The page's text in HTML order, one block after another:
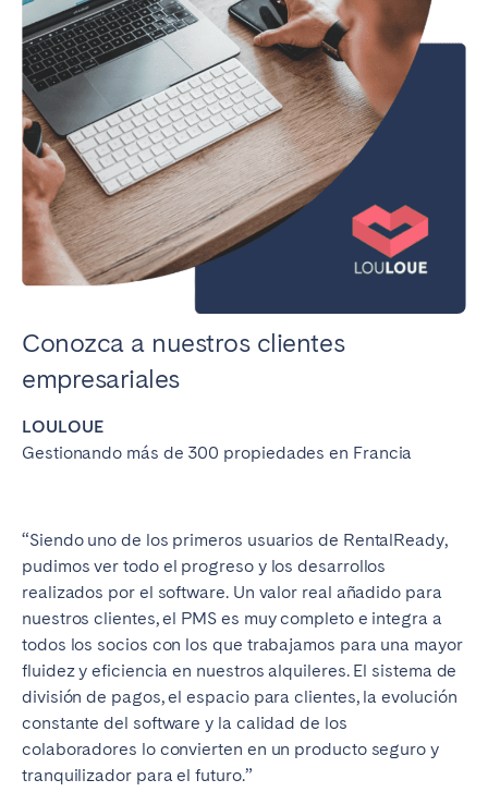
Conozca a nuestros clientes
empresariales
LOULOUE
Gestionando más de 300 propiedades en Francia
“Siendo uno de los primeros usuarios de RentalReady,
pudimos ver todo el progreso y los desarrollos
realizados por el software. Un valor real añadido para
nuestros clientes, el PMS es muy completo e integra a
todos los socios con los que trabajamos para una mayor
fluidez y eficiencia en nuestros alquileres. El sistema de
división de pagos, el espacio para clientes, la evolución
constante del software y la calidad de los
colaboradores lo convierten en un producto seguro y
tranquilizador para el futuro.”